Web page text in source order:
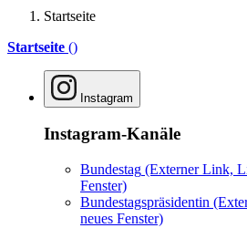
Startseite
Startseite ()
Instagram
Instagram-Kanäle
Bundestag (Externer Link,
Fenster)
Bundestagspräsidentin
neues Fenster)